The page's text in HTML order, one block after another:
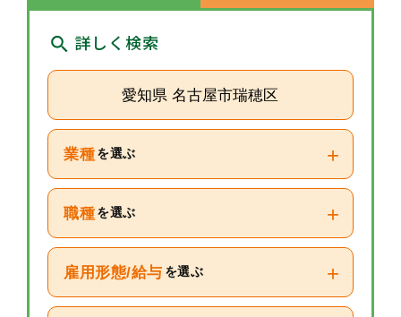
詳しく検索
愛知県 名古屋市瑞穂区
業種 を選ぶ +
職種 を選ぶ +
雇用形態/給与 を選ぶ +